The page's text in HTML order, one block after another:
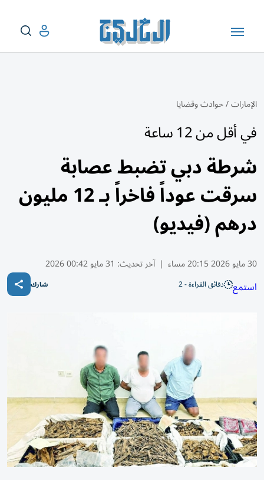
الإمارات/حوادث وقضايا
في أقل من 12 ساعة
شرطة دبي تضبط عصابة
سرقت عوداً فاخراً بـ 12 مليون
درهم (فيديو)
30 مايو 2026 20:15 مساء | آخر تحديث: 31 مايو 00:42 2026
استمع دقائق القراءة - 2 شارك